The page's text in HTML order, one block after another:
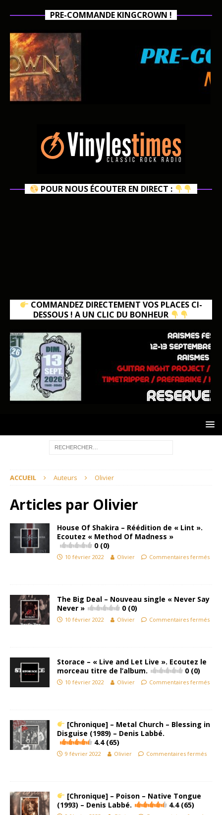
PRE-COMMANDE KINGCROWN !
POUR NOUS ÉCOUTER EN DIRECT :
COMMANDEZ DIRECTEMENT VOS PLACES CI-
DESSOUS ! A UN CLIC DU BONHEUR
ACCUEIL Auteurs Olivier
Articles par Olivier
House Of Shakira – Réédition de « Lint ».
Ecoutez « Method Of Madness »
0 (0)
10 février 2022 Olivier Commentaires fermés
The Big Deal – Nouveau single « Never Say
Never »
0 (0)
10 février 2022 Olivier Commentaires fermés
Storace – « Live and Let Live ». Ecoutez le
morceau titre de l’album.
0 (0)
10 février 2022 Olivier Commentaires fermés
[Chronique] – Metal Church – Blessing in
Disguise (1989) – Denis Labbé.
4.4 (65)
9 février 2022 Olivier Commentaires fermés
[Chronique] – Poison – Native Tongue
(1993) – Denis Labbé.
4.4 (65)